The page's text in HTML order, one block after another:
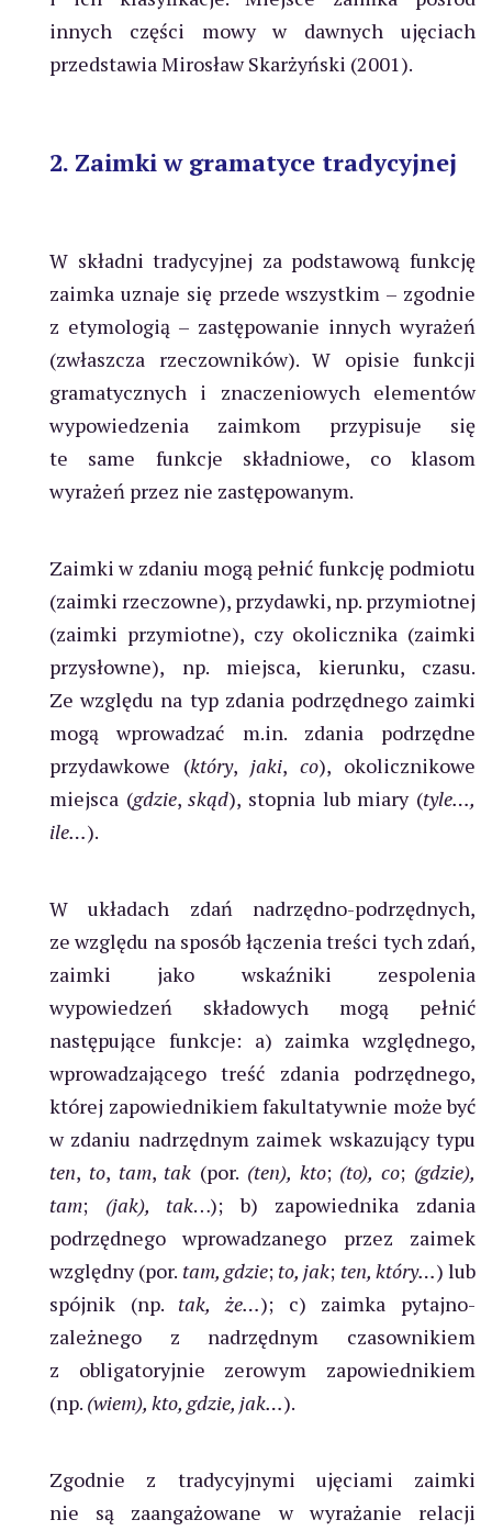
innych części mowy w dawnych ujęciach
przedstawia Mirosław Skarżyński (2001).
2. Zaimki w gramatyce tradycyjnej
W składni tradycyjnej za podstawową funkcję
zaimka uznaje się przede wszystkim – zgodnie
z etymologią – zastępowanie innych wyrażeń
(zwłaszcza rzeczowników). W opisie funkcji
gramatycznych i znaczeniowych elementów
wypowiedzenia zaimkom przypisuje się
te same funkcje składniowe, co klasom
wyrażeń przez nie zastępowanym.
Zaimki w zdaniu mogą pełnić funkcję podmiotu
(zaimki rzeczowne), przydawki, np. przymiotnej
(zaimki przymiotne), czy okolicznika (zaimki
przysłowne), np. miejsca, kierunku, czasu.
Ze względu na typ zdania podrzędnego zaimki
mogą wprowadzać m.in. zdania podrzędne
przydawkowe (który, jaki, co), okolicznikowe
miejsca (gdzie,skąd), stopnia lub miary (tyle…,
ile…).
W układach zdań nadrzędno-podrzędnych,
ze względu na sposób łączenia treści tych zdań,
zaimki jako wskaźniki zespolenia
wypowiedzeń składowych mogą pełnić
następujące funkcje: a) zaimka względnego,
wprowadzającego treść zdania podrzędnego,
której zapowiednikiem fakultatywnie może być
w zdaniu nadrzędnym zaimek wskazujący typu
ten, to, tam, tak (por. (ten), kto; (to), co; (gdzie),
tam; (jak), tak…); b) zapowiednika zdania
podrzędnego wprowadzanego przez zaimek
względny (por. tam, gdzie; to, jak; ten, który…) lub
spójnik (np. tak, że…); c) zaimka pytajno-
zależnego z nadrzędnym czasownikiem
z obligatoryjnie zerowym zapowiednikiem
(np. (wiem), kto, gdzie, jak…).
Zgodnie z tradycyjnymi ujęciami zaimki
nie są zaangażowane w wyrażanie relacji